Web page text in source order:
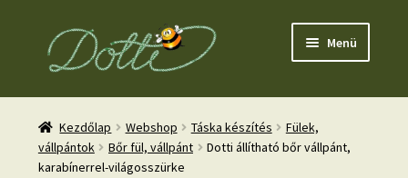
Ugrás
Kilépés
Menü
Kezdőlap Webshop Táska készítés
Fülek,
vállpántok
Bőr fül, vállpánt
Dotti állítható bőr vállpánt,
karabínerrel-világosszürke